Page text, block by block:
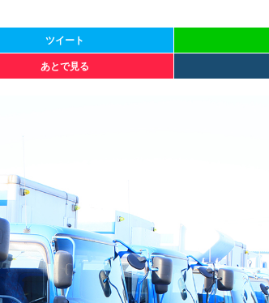
ツイート
あとで見る